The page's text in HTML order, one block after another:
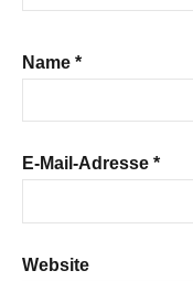
Name *
E-Mail-Adresse *
Website